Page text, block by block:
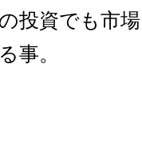
投資でも市
事。